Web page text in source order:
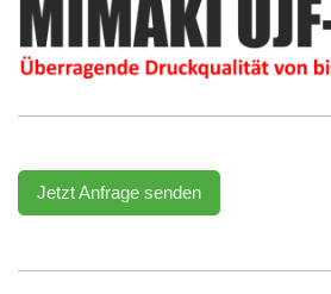
Jetzt Anfrage senden